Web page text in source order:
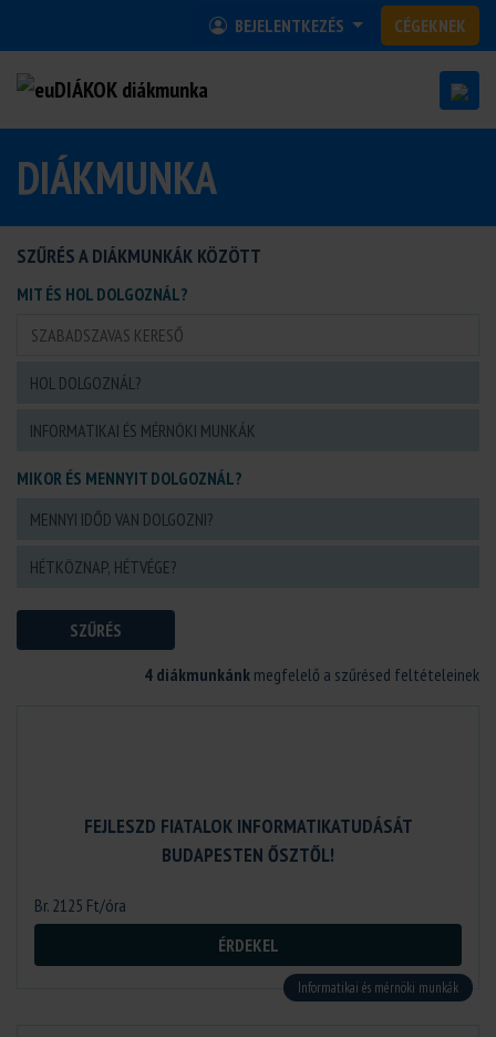
BEJELENTKEZÉS CÉGEKNEK
DIÁKMUNKA
SZŰRÉS A DIÁKMUNKÁK KÖZÖTT
MIT ÉS HOL DOLGOZNÁL?
MIKOR ÉS MENNYIT DOLGOZNÁL?
SZŰRÉS
4 diákmunkánk megfelelő a szűrésed feltételeinek
FEJLESZD FIATALOK INFORMATIKATUDÁSÁT
BUDAPESTEN ŐSZTŐL!
Br. 2125 Ft/óra
ÉRDEKEL
Informatikai és mérnöki munkák